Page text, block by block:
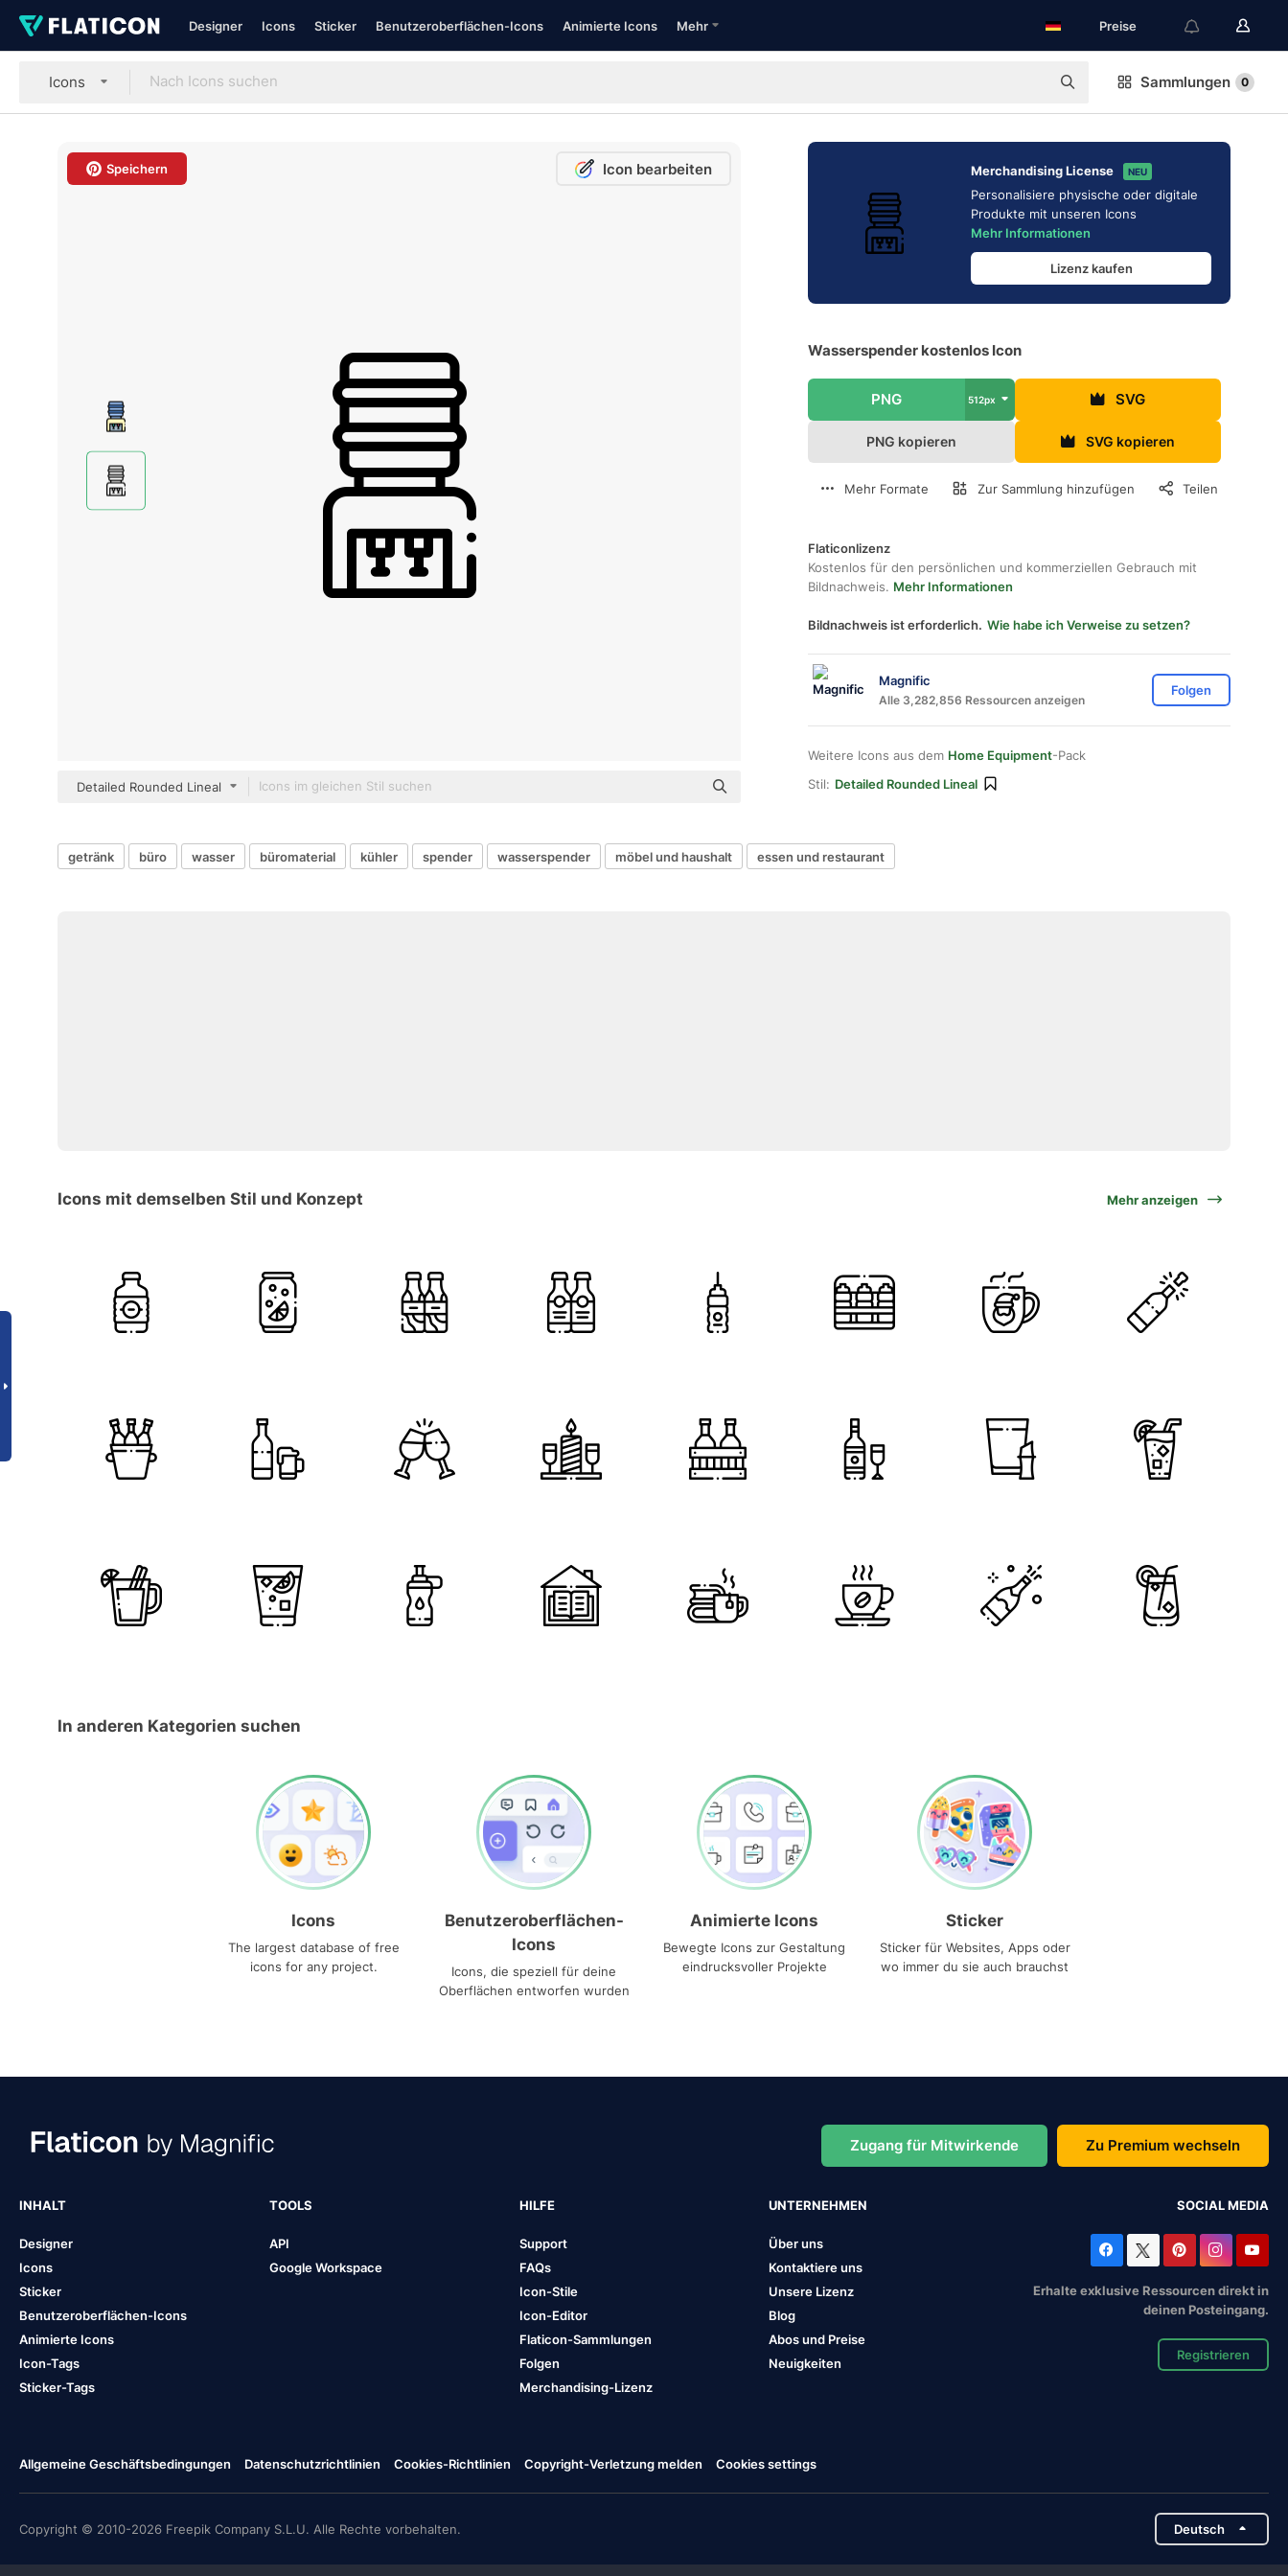
Designer Icons Sticker Benutzeroberflächen-Icons Animierte Icons Mehr Preise
Icons Sammlungen 0
Speichern Icon bearbeiten
Detailed Rounded Lineal
Merchandising License NEU
Personalisiere physische oder digitale
Produkte mit unseren Icons
Mehr Informationen
Lizenz kaufen
Wasserspender kostenlos Icon
PNG 512px SVG
PNG kopieren SVG kopieren
Mehr Formate Zur Sammlung hinzufügen Teilen
Flaticonlizenz
Kostenlos für den persönlichen und kommerziellen Gebrauch mit
Bildnachweis. Mehr Informationen
Bildnachweis ist erforderlich. Wie habe ich Verweise zu setzen?
Magnific
Alle 3,282,856 Ressourcen anzeigen
Folgen
Weitere Icons aus dem Home Equipment-Pack
Stil: Detailed Rounded Lineal
getränk büro wasser büromaterial kühler spender wasserspender möbel und haushalt essen und restaurant
Icons mit demselben Stil und Konzept Mehr anzeigen
In anderen Kategorien suchen
Icons
The largest database of free
icons for any project.
Benutzeroberflächen-
Icons
Icons, die speziell für deine
Oberflächen entworfen wurden
Animierte Icons
Bewegte Icons zur Gestaltung
eindrucksvoller Projekte
Sticker
Sticker für Websites, Apps oder
wo immer du sie auch brauchst
Zugang für Mitwirkende Zu Premium wechseln
INHALT
Designer
Icons
Sticker
Benutzeroberflächen-Icons
Animierte Icons
Icon-Tags
Sticker-Tags
TOOLS
API
Google Workspace
HILFE
Support
FAQs
Icon-Stile
Icon-Editor
Flaticon-Sammlungen
Folgen
Merchandising-Lizenz
UNTERNEHMEN
Über uns
Kontaktiere uns
Unsere Lizenz
Blog
Abos und Preise
Neuigkeiten
SOCIAL MEDIA
Erhalte exklusive Ressourcen direkt in
deinen Posteingang.
Registrieren
Allgemeine Geschäftsbedingungen Datenschutzrichtlinien Cookies-Richtlinien Copyright-Verletzung melden Cookies settings
Copyright © 2010-2026 Freepik Company S.L.U. Alle Rechte vorbehalten. Deutsch